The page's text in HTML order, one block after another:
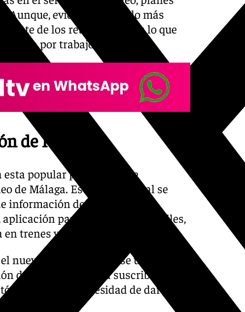
Aunque, evidentemente, lo más
de los retrasos, que es lo que
cogen por trabajo.
de Renfe
esta popular plataforma de
de Málaga. Este nuevo canal se
información de Renfe: cuenta
aplicación para dispositivos móviles,
trenes y estaciones.
nuevo canal de Renfe se ubica en la
de WhatsApp. Para suscribirse, el
‘seguir’, sin necesidad de dar su
alguno.